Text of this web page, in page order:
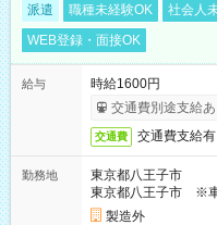
派遣 職種未経験OK 社会人
WEB登録・面接OK
給与
時給1600円
交通費別途支給あ
交通費 交通費支給有
勤務地
東京都八王子市
東京都八王子市 ※
製造外